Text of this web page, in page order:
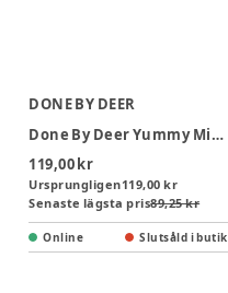
DONE BY DEER
Done By Deer Yummy Mini Glas 3 -pack - Happy Clouds Grön
119,00 kr
Ursprungligen119,00 kr
Senaste lägsta pris89,25 kr
Online Slutsåld i butik